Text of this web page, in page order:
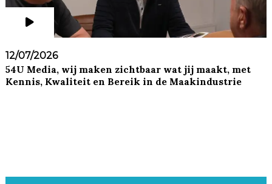
12/07/2026
54U Media, wij maken zichtbaar wat jij maakt, met
Kennis, Kwaliteit en Bereik in de Maakindustrie